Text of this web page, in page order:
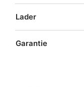
Lader
Garantie